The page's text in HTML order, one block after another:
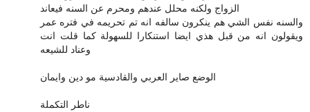
الزواج ولكنه محلل عندهم ومحرم عن السنه فيعاند
والسنه نفس الشي هم ينكرون سالفه انه تم تحريمه في فتره عمر
ويقولون انه من قبل هذي ايضا استنكارا للسهولة كما قلت انت
وعناد للشيعه
الوضع صاير العربي والقادسية مو دين وايمان
ناطر التكملة